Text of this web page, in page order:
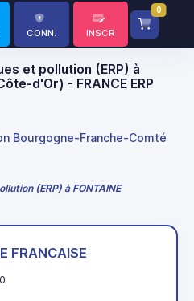
CONN. INSCR
0
et pollution (ERP) à
d'Or) - FRANCE ERP
Bourgogne-Franche-Comté
(ERP) à FONTAINE
FRANCAISE